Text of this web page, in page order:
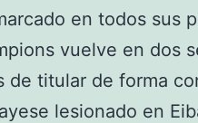
en todos sus
vuelve en dos
de titular de forma
lesionado en